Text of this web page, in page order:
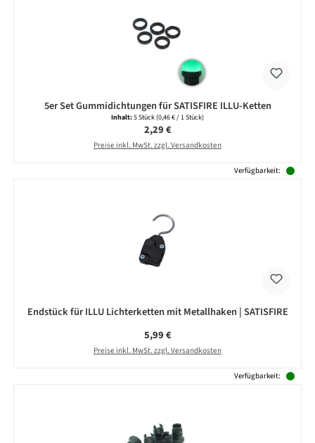
5er Set Gummidichtungen für SATISFIRE ILLU-Ketten
Inhalt:5 Stück(0,46 € / 1 Stück)
Regulärer Preis:
2,29 €
Preise inkl. MwSt. zzgl. Versandkosten
Verfügbarkeit:
Endstück für ILLU Lichterketten mit Metallhaken | SATISFIRE
Regulärer Preis:
5,99 €
Preise inkl. MwSt. zzgl. Versandkosten
Verfügbarkeit: